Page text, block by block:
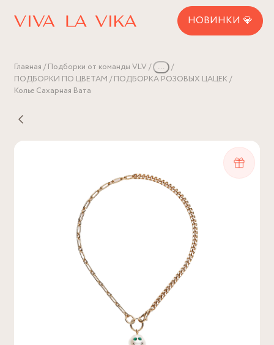
НОВИНКИ 💎
Главная Подборки от команды VLV
...
ПОДБОРКИ ПО ЦВЕТАМ
ПОДБОРКА РОЗОВЫХ ЦАЦЕК
Колье Сахарная Вата